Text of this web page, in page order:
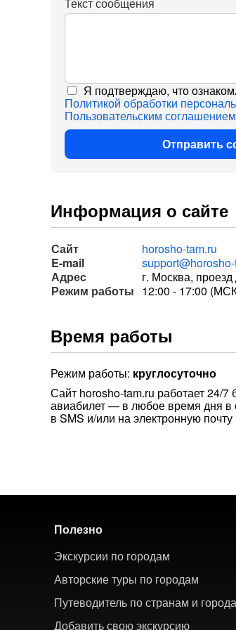
Я подтверждаю, что
Политикой обработки
Пользовательским соглашением
Отправить
Информация о сайте
Сайт
horosho-tam.ru
E-mail
Адрес
г. Москва,
Режим работы 12:00 - 17:00
Время работы
Режим работы: круглосуточно
Сайт horosho-tam.ru работает 24/7
авиабилет — в любое время дня в
в SMS и/или на электронную
Полезно
Экскурсии по городам
Авторские туры по городам
Путеводитель по странам и
Добавить свою экскурсию